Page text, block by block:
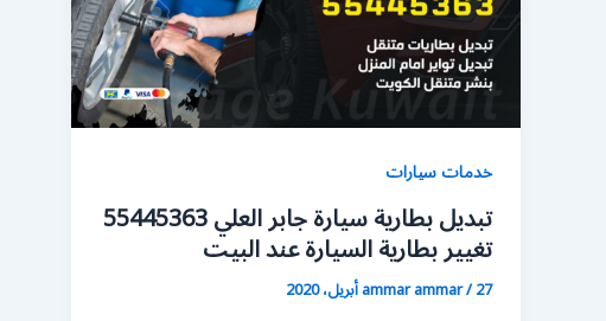
خدمات سيارات
تبديل بطارية سيارة جابر العلي 55445363
تغيير بطارية السيارة عند البيت
ammar ammar/27 أبريل، 2020